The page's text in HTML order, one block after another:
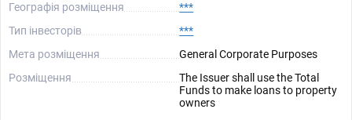
Географія розміщення
***
Тип інвесторів
***
Мета розміщення
General Corporate Purposes
Розміщення
The Issuer shall use the Total
Funds to make loans to property
owners